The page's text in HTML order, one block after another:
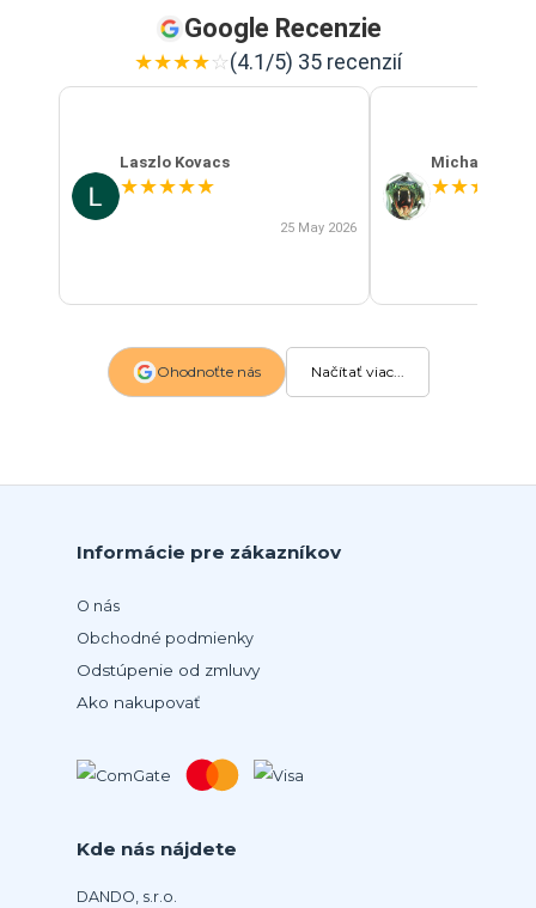
Google Recenzie
★★★★☆(4.1/5) 35 recenzií
Laszlo Kovacs
★★★★★
25 May 2026
Michal Szabo
★★★
Ohodnoťte nás Načítať viac...
Informácie pre zákazníkov
O nás
Obchodné podmienky
Odstúpenie od zmluvy
Ako nakupovať
Kde nás nájdete
DANDO, s.r.o.